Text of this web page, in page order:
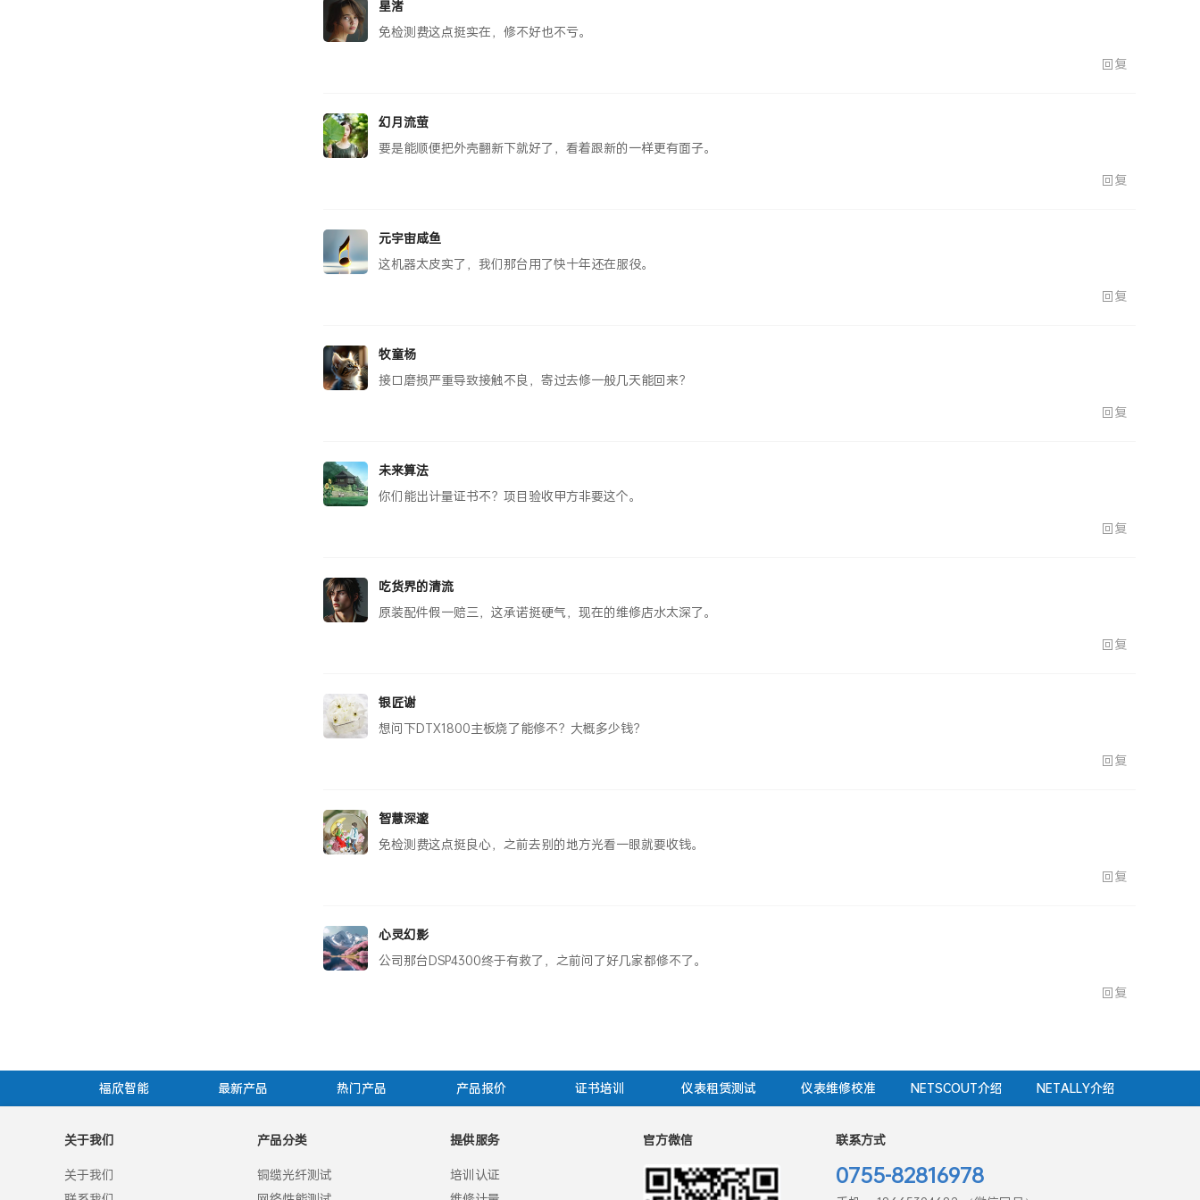
星渚
免检测费这点挺实在，修不好也不亏。
回复
幻月流萤
要是能顺便把外壳翻新下就好了，看着跟新的一样更有面子。
回复
元宇宙咸鱼
这机器太皮实了，我们那台用了快十年还在服役。
回复
牧童杨
接口磨损严重导致接触不良，寄过去修一般几天能回来？
回复
未来算法
你们能出计量证书不？项目验收甲方非要这个。
回复
吃货界的清流
原装配件假一赔三，这承诺挺硬气，现在的维修店水太深了。
回复
银匠谢
想问下DTX1800主板烧了能修不？大概多少钱？
回复
智慧深邃
免检测费这点挺良心，之前去别的地方光看一眼就要收钱。
回复
心灵幻影
公司那台DSP4300终于有救了，之前问了好几家都修不了。
回复
福欣智能 最新产品 热门产品 产品报价 证书培训 仪表租赁测试 仪表维修校准 NETSCOUT介绍 NETALLY介绍
关于我们
关于我们
产品分类
铜缆光纤测试
提供服务
培训认证
官方微信 联系方式
0755-82816978